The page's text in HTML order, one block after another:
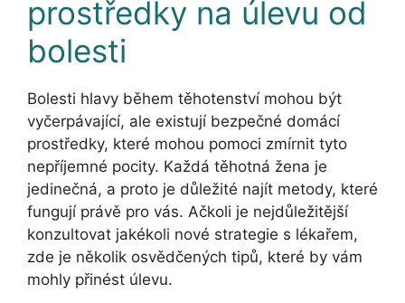
prostředky na úlevu od
bolesti
Bolesti hlavy během těhotenství mohou být
vyčerpávající, ale existují bezpečné domácí
prostředky, které mohou pomoci zmírnit tyto
nepříjemné pocity. Každá těhotná žena je
jedinečná, a proto je důležité najít metody, které
fungují právě pro vás. Ačkoli je nejdůležitější
konzultovat jakékoli nové strategie s lékařem,
zde je několik osvědčených tipů, které by vám
mohly přinést úlevu.